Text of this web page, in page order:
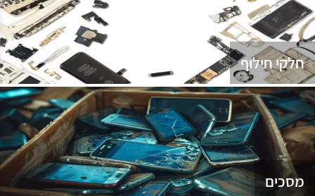
חלקי חילוף
מסכים